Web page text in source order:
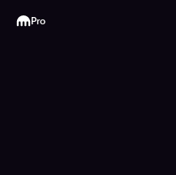
Kraken
Pro